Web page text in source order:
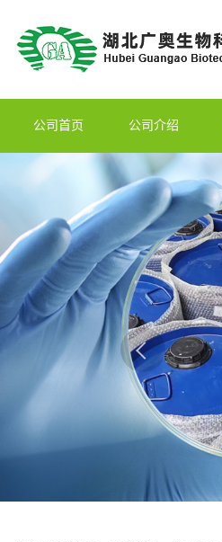
公司首页 公司介绍